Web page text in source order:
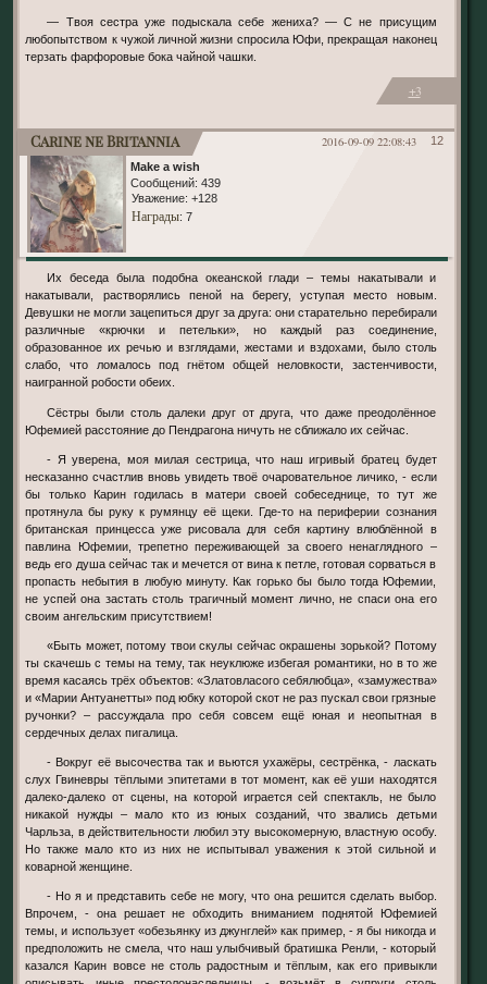
— Твоя сестра уже подыскала себе жениха? — С не присущим
любопытством к чужой личной жизни спросила Юфи, прекращая наконец
терзать фарфоровые бока чайной чашки.
+3
12
2016-09-09 22:08:43
Carine ne Britannia
Make a wish
Сообщений: 439
Уважение: +128
Награды: 7
Их беседа была подобна океанской глади – темы накатывали и
накатывали, растворялись пеной на берегу, уступая место новым.
Девушки не могли зацепиться друг за друга: они старательно перебирали
различные «крючки и петельки», но каждый раз соединение,
образованное их речью и взглядами, жестами и вздохами, было столь
слабо, что ломалось под гнётом общей неловкости, застенчивости,
наигранной робости обеих.
Сёстры были столь далеки друг от друга, что даже преодолённое
Юфемией расстояние до Пендрагона ничуть не сближало их сейчас.
- Я уверена, моя милая сестрица, что наш игривый братец будет
несказанно счастлив вновь увидеть твоё очаровательное личико, - если
бы только Карин годилась в матери своей собеседнице, то тут же
протянула бы руку к румянцу её щеки. Где-то на периферии сознания
британская принцесса уже рисовала для себя картину влюблённой в
павлина Юфемии, трепетно переживающей за своего ненаглядного –
ведь его душа сейчас так и мечется от вина к петле, готовая сорваться в
пропасть небытия в любую минуту. Как горько бы было тогда Юфемии,
не успей она застать столь трагичный момент лично, не спаси она его
своим ангельским присутствием!
«Быть может, потому твои скулы сейчас окрашены зорькой? Потому
ты скачешь с темы на тему, так неуклюже избегая романтики, но в то же
время касаясь трёх объектов: «Златовласого себялюбца», «замужества»
и «Марии Антуанетты» под юбку которой скот не раз пускал свои грязные
ручонки? – рассуждала про себя совсем ещё юная и неопытная в
сердечных делах пигалица.
- Вокруг её высочества так и вьются ухажёры, сестрёнка, - ласкать
слух Гвиневры тёплыми эпитетами в тот момент, как её уши находятся
далеко-далеко от сцены, на которой играется сей спектакль, не было
никакой нужды – мало кто из юных созданий, что звались детьми
Чарльза, в действительности любил эту высокомерную, властную особу.
Но также мало кто из них не испытывал уважения к этой сильной и
коварной женщине.
- Но я и представить себе не могу, что она решится сделать выбор.
Впрочем, - она решает не обходить вниманием поднятой Юфемией
темы, и использует «обезьянку из джунглей» как пример, - я бы никогда и
предположить не смела, что наш улыбчивый братишка Ренли, - который
казался Карин вовсе не столь радостным и тёплым, как его привыкли